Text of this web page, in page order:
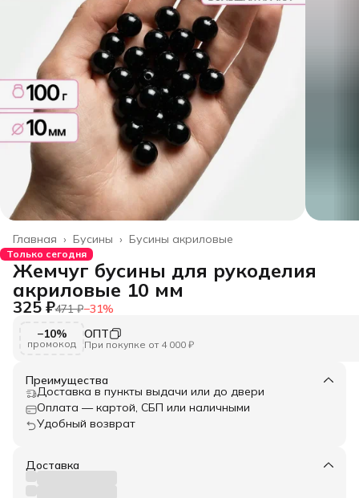
Бусины акриловые
Бусины ›
Главная ›
Только сегодня
Жемчуг бусины для рукоделия
акриловые 10 мм
325 ₽471 ₽−31%
−10%
промокод
ОПТ
При покупке от 4 000 ₽
Преимущества
Доставка в пункты выдачи или до двери
Оплата — картой, СБП или наличными
Удобный возврат
Доставка